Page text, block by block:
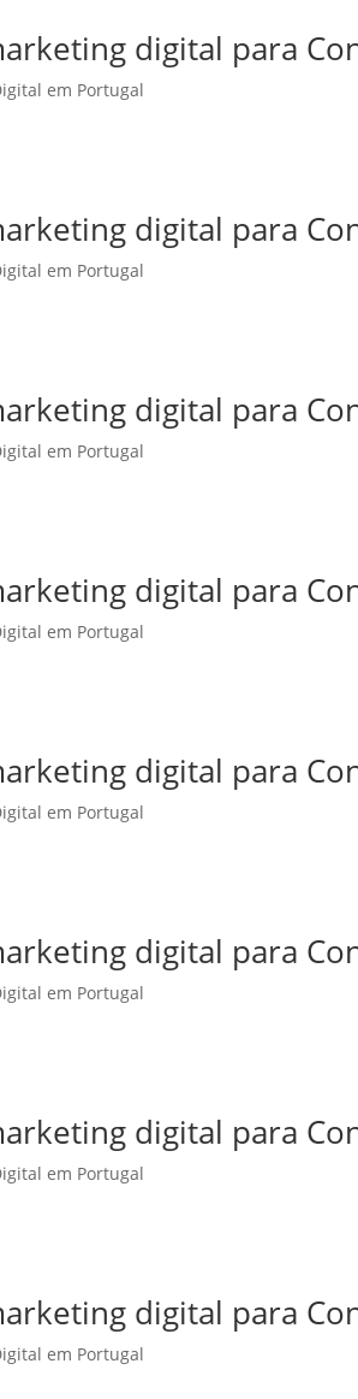
digital para
em Portugal
digital para
em Portugal
digital para
em Portugal
digital para
em Portugal
digital para
em Portugal
digital para
em Portugal
digital para
em Portugal
digital para
em Portugal